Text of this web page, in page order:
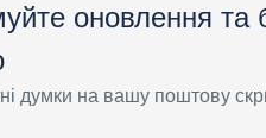
оновлення та
думки на вашу поштову